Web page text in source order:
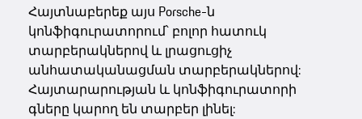
Հայտնաբերեք այս Porsche-ն
կոնֆիգուրատորում՝ բոլոր հատուկ
տարբերակներով և լրացուցիչ
անհատականացման տարբերակներով:
Հայտարարության և կոնֆիգուրատորի
գները կարող են տարբեր լինել: